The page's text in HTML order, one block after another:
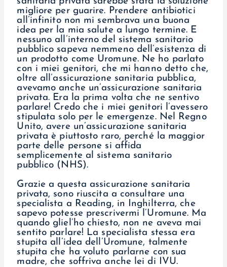
migliore per guarire. Prendere antibiotici
all’infinito non mi sembrava una buona
idea per la mia salute a lungo termine. E
nessuno all’interno del sistema sanitario
pubblico sapeva nemmeno dell’esistenza di
un prodotto come Uromune. Ne ho parlato
con i miei genitori, che mi hanno detto che,
oltre all’assicurazione sanitaria pubblica,
avevamo anche un’assicurazione sanitaria
privata. Era la prima volta che ne sentivo
parlare! Credo che i miei genitori l’avessero
stipulata solo per le emergenze. Nel Regno
Unito, avere un’assicurazione sanitaria
privata è piuttosto raro, perché la maggior
parte delle persone si affida
semplicemente al sistema sanitario
pubblico (NHS).
Grazie a questa assicurazione sanitaria
privata, sono riuscita a consultare una
specialista a Reading, in Inghilterra, che
sapevo potesse prescrivermi l’Uromune. Ma
quando gliel’ho chiesto, non ne aveva mai
sentito parlare! La specialista stessa era
stupita all’idea dell’Uromune, talmente
stupita che ha voluto parlarne con sua
madre, che soffriva anche lei di IVU.